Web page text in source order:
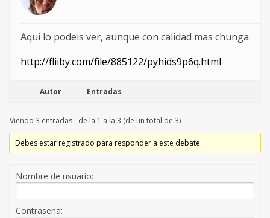
Aqui lo podeis ver, aunque con calidad mas chunga
http://fliiby.com/file/885122/pyhids9p6q.html
Autor Entradas
Viendo 3 entradas - de la 1 a la 3 (de un total de 3)
Debes estar registrado para responder a este debate.
Nombre de usuario:
Contraseña: